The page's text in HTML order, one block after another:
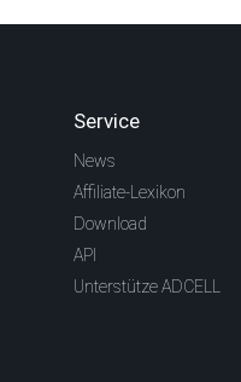
Service
News
Affiliate-Lexikon
Download
API
Unterstütze ADCELL